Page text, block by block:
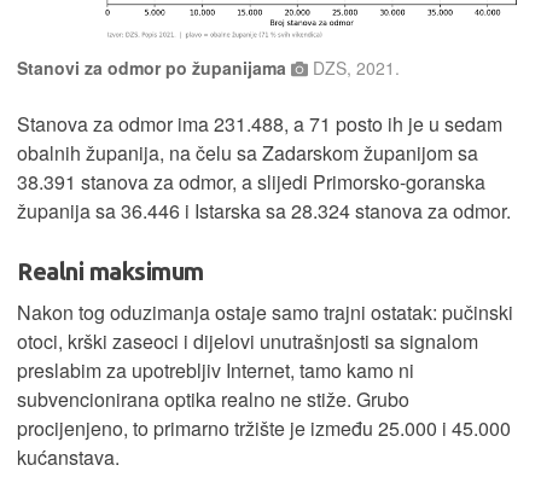
Stanovi za odmor po županijama DZS, 2021.
Stanova za odmor ima 231.488, a 71 posto ih je u sedam
obalnih županija, na čelu sa Zadarskom županijom sa
38.391 stanova za odmor, a slijedi Primorsko-goranska
županija sa 36.446 i Istarska sa 28.324 stanova za odmor.
Realni maksimum
Nakon tog oduzimanja ostaje samo trajni ostatak: pučinski
otoci, krški zaseoci i dijelovi unutrašnjosti sa signalom
preslabim za upotrebljiv Internet, tamo kamo ni
subvencionirana optika realno ne stiže. Grubo
procijenjeno, to primarno tržište je između 25.000 i 45.000
kućanstava.